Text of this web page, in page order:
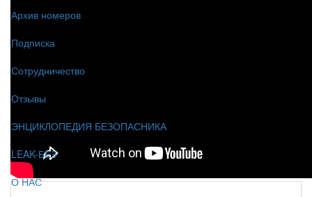
Архив номеров
Подписка
Сотрудничество
Отзывы
ЭНЦИКЛОПЕДИЯ БЕЗОПАСНИКА
LEAK-БЕЗ
О НАС